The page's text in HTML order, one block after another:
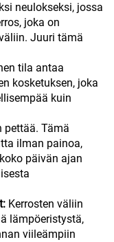
neulokseksi, jossa
joka on
Juuri tämä
tila antaa
kosketuksen, joka
kuin
pettää. Tämä
ilman painoa,
päivän ajan
Kerrosten väliin
lämpöeristystä,
viileämpiin